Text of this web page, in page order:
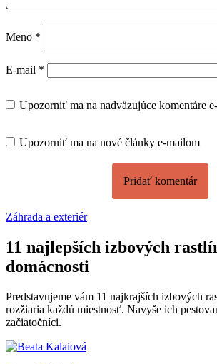
Meno *
E-mail *
Upozorniť ma na nadväzujúce komentáre
Upozorniť ma na nové články e-mailom
Záhrada a exteriér
11 najlepších izbových
domácnosti
Predstavujeme vám 11 najkrajších izbových
rozžiaria každú miestnosť. Navyše ich
začiatočníci.